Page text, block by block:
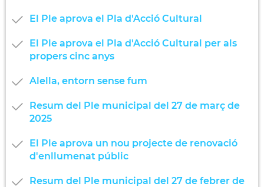
El Ple aprova el Pla d'Acció Cultural
El Ple aprova el Pla d'Acció Cultural per als
propers cinc anys
Alella, entorn sense fum
Resum del Ple municipal del 27 de març de
2025
El Ple aprova un nou projecte de renovació
d'enllumenat públic
Resum del Ple municipal del 27 de febrer de